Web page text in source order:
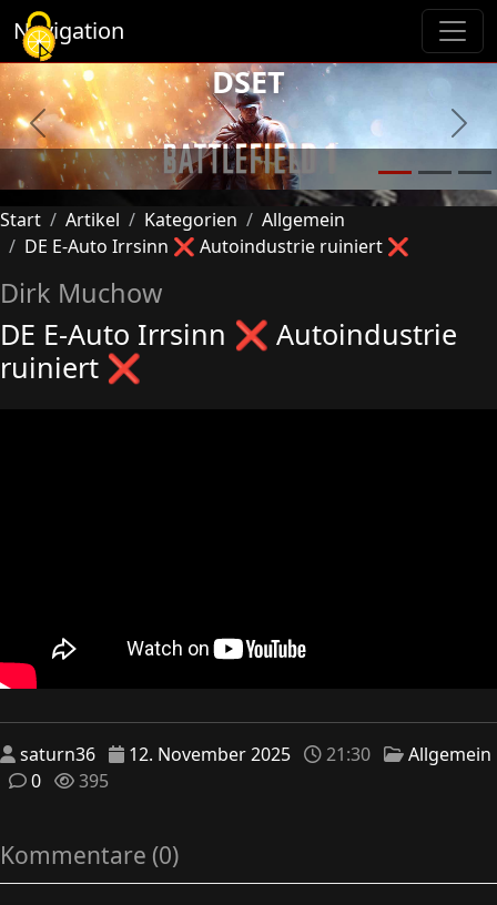
Navigation
Previous Next
DSET
Start Artikel Kategorien
Allgemein
DE E-Auto Irrsinn ❌ Autoindustrie ruiniert ❌
Dirk Muchow
DE E-Auto Irrsinn ❌ Autoindustrie
ruiniert ❌
saturn36 12. November 2025 21:30
Allgemein
0
395
Kommentare (0)
Cookie-Einstellungen